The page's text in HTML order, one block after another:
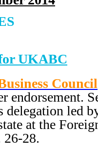
UKABC
Council
endorsement.
delegation led
at the
26-28.